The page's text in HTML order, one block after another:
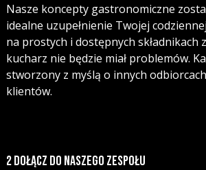
Nasze koncepty gastronomiczne
idealne uzupełnienie Twojej
na prostych i dostępnych składnikach
kucharz nie będzie miał problemów.
stworzony z myślą o innych
klientów.
2 DOŁĄCZ DO NASZEGO ZESPOŁU